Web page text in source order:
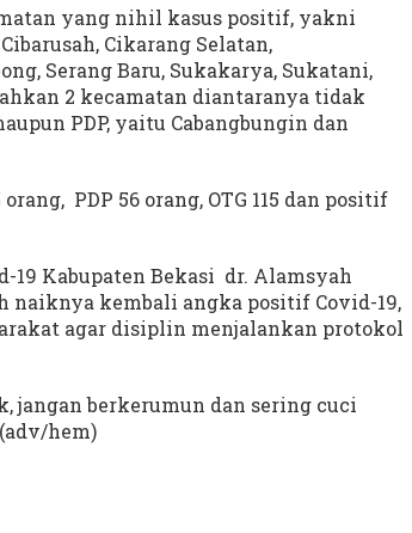
yang nihil kasus positif, yakni
Cikarang Selatan,
Serang Baru, Sukakarya, Sukatani,
2 kecamatan diantaranya tidak
PDP, yaitu Cabangbungin dan
PDP 56 orang, OTG 115 dan positif
19 Kabupaten Bekasi dr. Alamsyah
naiknya kembali angka positif Covid-19,
agar disiplin menjalankan protokol
jangan berkerumun dan sering cuci
hem)